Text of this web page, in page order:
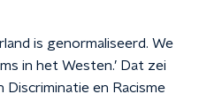
is genormaliseerd. We
in het Westen.’ Dat zei
en Racisme